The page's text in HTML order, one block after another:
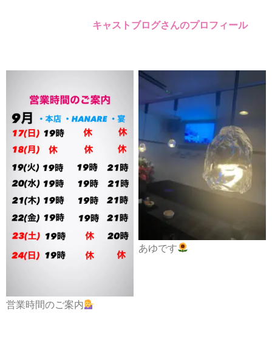
キャストブログさんのプロフィール
営業時間のご案内
あゆです